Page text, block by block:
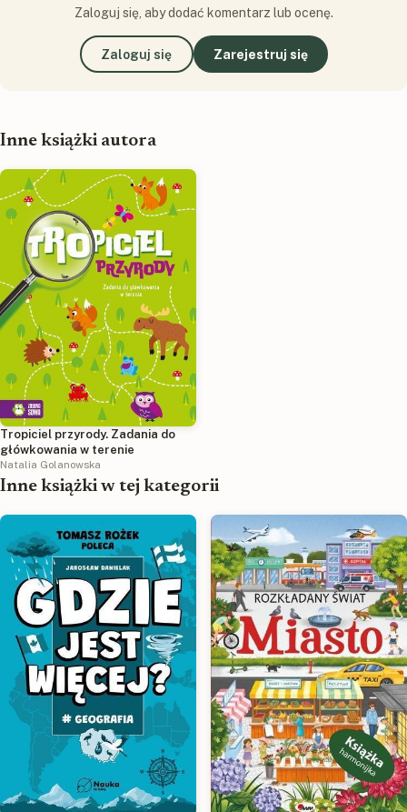
Zaloguj się, aby dodać komentarz lub ocenę.
Zaloguj się Zarejestruj się
Inne książki autora
Tropiciel przyrody. Zadania do
główkowania w terenie
Natalia Golanowska
Inne książki w tej kategorii